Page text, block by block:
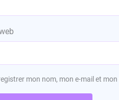
mon nom, mon e-mail et